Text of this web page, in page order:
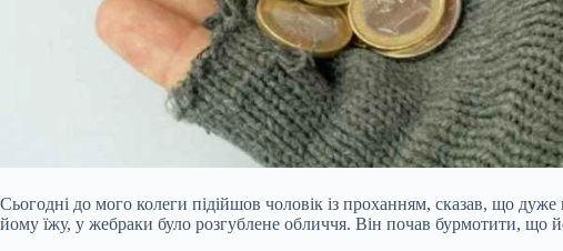
Сьогодні до мого колеги підійшов чоловік із проханням, сказав, що
йому їжу, у жебраки було розгублене обличчя. Він почав бурмотити, що